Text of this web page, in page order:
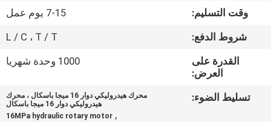
الجودة
اتصل
وقت التسليم:
7-15 يوم عمل
شروط الدفع:
L / C ، T / T
القدرة على
العرض:
1000 وحدة شهريا
تسليط الضوء:
محرك هيدروليكي دوار 16 ميجا باسكال ، محرك
هيدروليكي دوار 16 ميجا باسكال
,
16MPa hydraulic rotary motor